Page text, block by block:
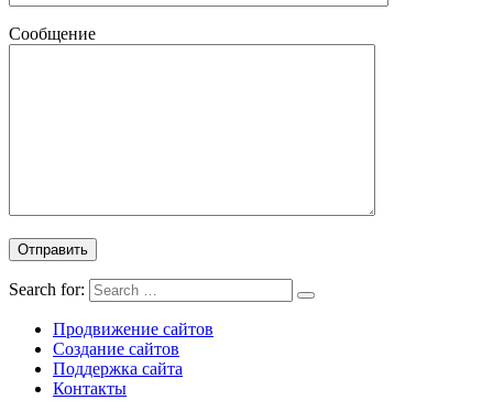
Сообщение
Search for:
Продвижение сайтов
Создание сайтов
Поддержка сайта
Контакты